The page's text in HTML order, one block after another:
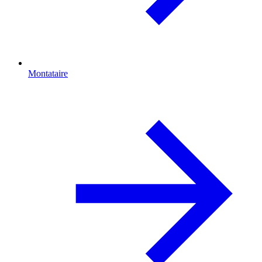
Montataire